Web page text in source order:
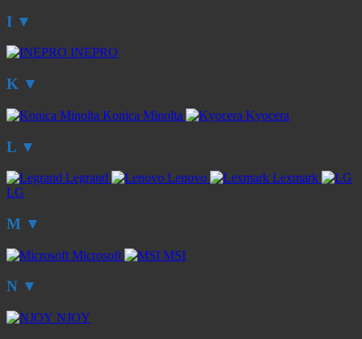
I ▼
INEPRO
K ▼
Konica Minolta Kyocera
L ▼
Legrand Lenovo
Lexmark
LG
M ▼
Microsoft MSI
N ▼
NJOY